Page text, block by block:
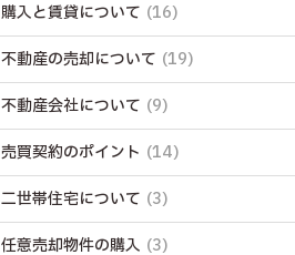
購入と賃貸について (16)
不動産の売却について (19)
不動産会社について (9)
売買契約のポイント (14)
二世帯住宅について (3)
任意売却物件の購入 (3)